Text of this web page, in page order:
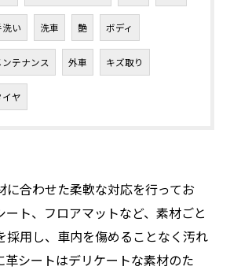
洗い 洗車 艶 ボディ
ンテナンス 外車 キズ取り
イヤ
に合わせた柔軟な対応を行ってお
ート、フロアマットなど、素材ごと
採用し、車内を傷めることなく汚れ
革シートはデリケートな素材のた